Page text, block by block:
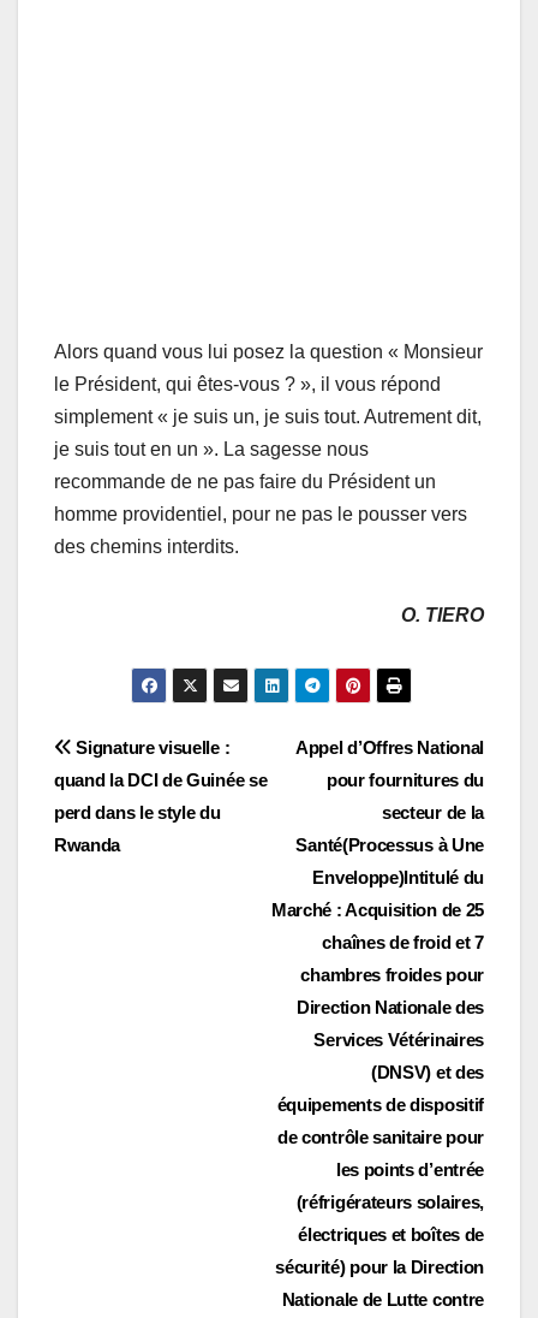
Alors quand vous lui posez la question « Monsieur
le Président, qui êtes-vous ? », il vous répond
simplement « je suis un, je suis tout. Autrement dit,
je suis tout en un ». La sagesse nous
recommande de ne pas faire du Président un
homme providentiel, pour ne pas le pousser vers
des chemins interdits.
O. TIERO
Navigation
de
l’article
Appel d’Offres National
pour fournitures du
secteur de la
Santé(Processus à Une
Enveloppe)Intitulé du
Marché : Acquisition de 25
chaînes de froid et 7
chambres froides pour
Direction Nationale des
Services Vétérinaires
(DNSV) et des
équipements de dispositif
de contrôle sanitaire pour
les points d’entrée
(réfrigérateurs solaires,
électriques et boîtes de
sécurité) pour la Direction
Nationale de Lutte contre
Signature visuelle :
quand la DCI de Guinée se
perd dans le style du
Rwanda